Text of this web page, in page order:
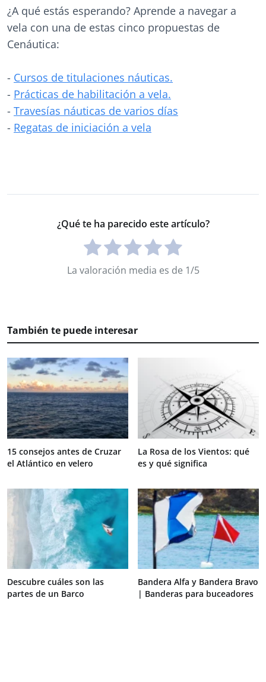
¿A qué estás esperando? Aprende a navegar a
vela con una de estas cinco propuestas de
Cenáutica:
- Cursos de titulaciones náuticas.
- Prácticas de habilitación a vela.
- Travesías náuticas de varios días
- Regatas de iniciación a vela
¿Qué te ha parecido este artículo?
La valoración media es de 1/5
También te puede interesar
15 consejos antes de Cruzar
el Atlántico en velero
La Rosa de los Vientos: qué
es y qué significa
Descubre cuáles son las
partes de un Barco
Bandera Alfa y Bandera Bravo
| Banderas para buceadores